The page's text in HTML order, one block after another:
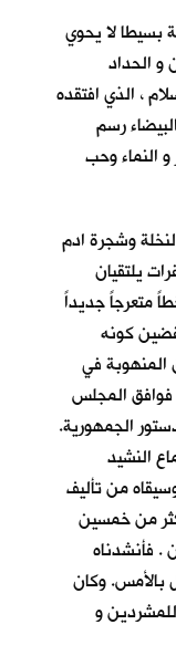
بسيطا لا يحوي
و الحداد
، الذي افتقده
رسم
النماء وحب
وشجرة ادم
يلتقيان
متعرجاً جديداً
كونه
في
فوافق المجلس
الجمهورية.
النشيد
من تأليف
من خمسين
. فأنشدناه
بالأمس. وكان
للمشردين و